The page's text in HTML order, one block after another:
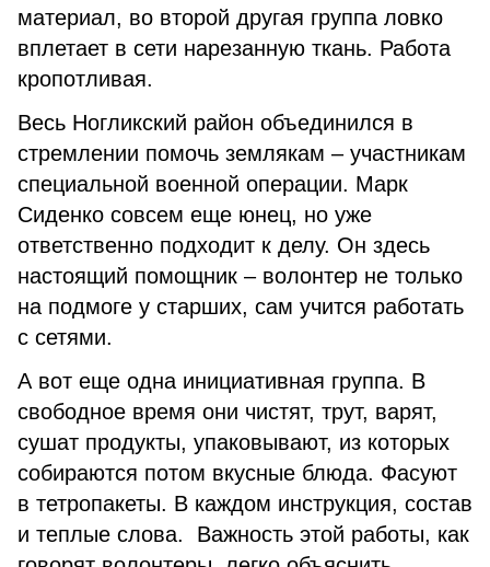
материал, во второй другая группа ловко
вплетает в сети нарезанную ткань. Работа
кропотливая.
Весь Ногликский район объединился в
стремлении помочь землякам – участникам
специальной военной операции. Марк
Сиденко совсем еще юнец, но уже
ответственно подходит к делу. Он здесь
настоящий помощник – волонтер не только
на подмоге у старших, сам учится работать
с сетями.
А вот еще одна инициативная группа. В
свободное время они чистят, трут, варят,
сушат продукты, упаковывают, из которых
собираются потом вкусные блюда. Фасуют
в тетропакеты. В каждом инструкция, состав
и теплые слова. Важность этой работы, как